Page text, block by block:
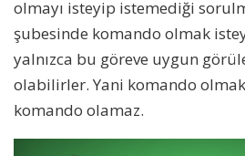
olmayı isteyip istemediği
şubesinde komando olmak
yalnızca bu göreve uygun
olabilirler. Yani komando
komando olamaz.